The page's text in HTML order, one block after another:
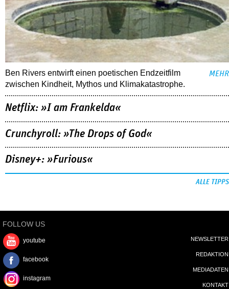
Ben Rivers entwirft einen poetischen Endzeitfilm
zwischen Kindheit, Mythos und Klimakatastrophe.
MEHR
Netflix: »I am Frankelda«
Crunchyroll: »The Drops of God«
Disney+: »Furious«
ALLE TIPPS
FOLLOW US
youtube
facebook
instagram
NEWSLETTER
REDAKTION
MEDIADATEN
KONTAKT